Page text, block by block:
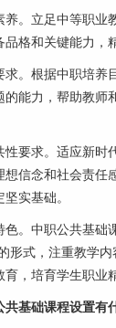
立足中等职业
格和关键能力，
根据中职培养
能力，帮助教师
求。适应新时
信念和社会责
实基础。
中职公共基础
形式，注重教学
，培育学生职业
基础课程设置有